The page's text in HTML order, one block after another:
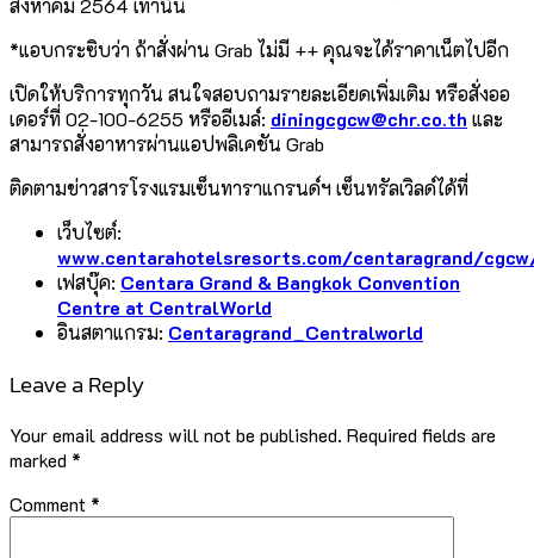
สิงหาคม 2564 เท่านั้น
*แอบกระซิบว่า ถ้าสั่งผ่าน Grab ไม่มี ++ คุณจะได้ราคาเน็ตไปอีก
เปิดให้บริการทุกวัน สนใจสอบถามรายละเอียดเพิ่มเติม หรือสั่งออ
เดอร์ที่ 02-100-6255 หรืออีเมล์: diningcgcw@chr.co.th และ
สามารถสั่งอาหารผ่านแอปพลิเคชัน Grab
ติดตามข่าวสารโรงแรมเซ็นทาราแกรนด์ฯ เซ็นทรัลเวิลด์ได้ที่
เว็บไซต์:
www.centarahotelsresorts.com/centaragrand/
เฟสบุ๊ค: Centara Grand & Bangkok Convention
Centre at CentralWorld
อินสตาแกรม: Centaragrand_Centralworld
Leave a Reply
Your email address will not be published. Required fields are
marked *
Comment *